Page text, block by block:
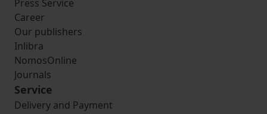
Press Service
Career
Our publishers
Inlibra
NomosOnline
Journals
Service
Delivery and Payment